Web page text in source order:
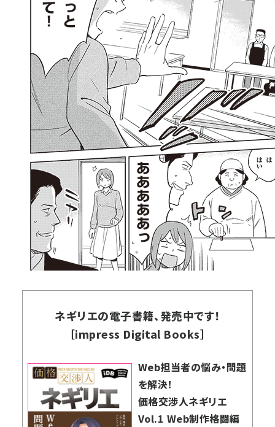
ネギリエの電子書籍、発売中です！
［impress Digital Books］
Web担当者の悩み・問題
を解決！
価格交渉人ネギリエ
Vol.1 Web制作格闘編